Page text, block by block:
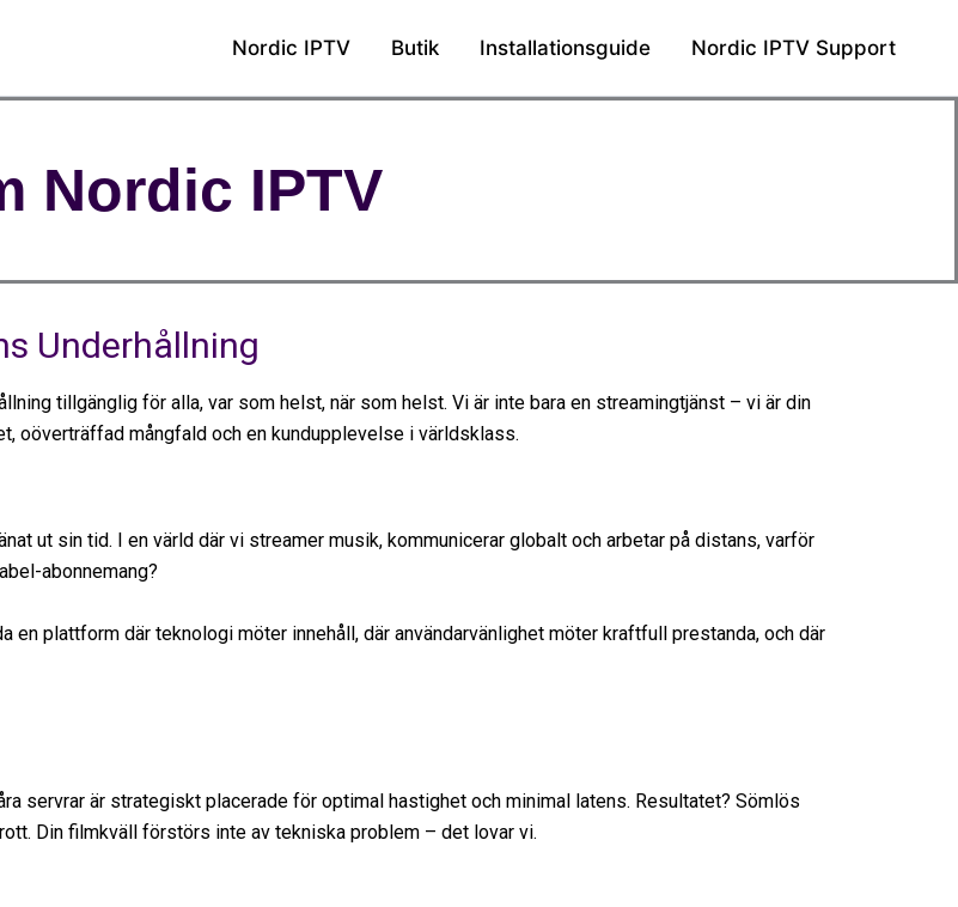
Nordic IPTV Butik Installationsguide Nordic IPTV Support
Nordic IPTV
Underhållning
tillgänglig för alla, var som helst, när som helst. Vi är inte bara en streamingtjänst – vi är din
oöverträffad mångfald och en kundupplevelse i världsklass.
ut sin tid. I en värld där vi streamer musik, kommunicerar globalt och arbetar på distans, varför
abonnemang?
en plattform där teknologi möter innehåll, där användarvänlighet möter kraftfull prestanda, och där
servrar är strategiskt placerade för optimal hastighet och minimal latens. Resultatet? Sömlös
Din filmkväll förstörs inte av tekniska problem – det lovar vi.